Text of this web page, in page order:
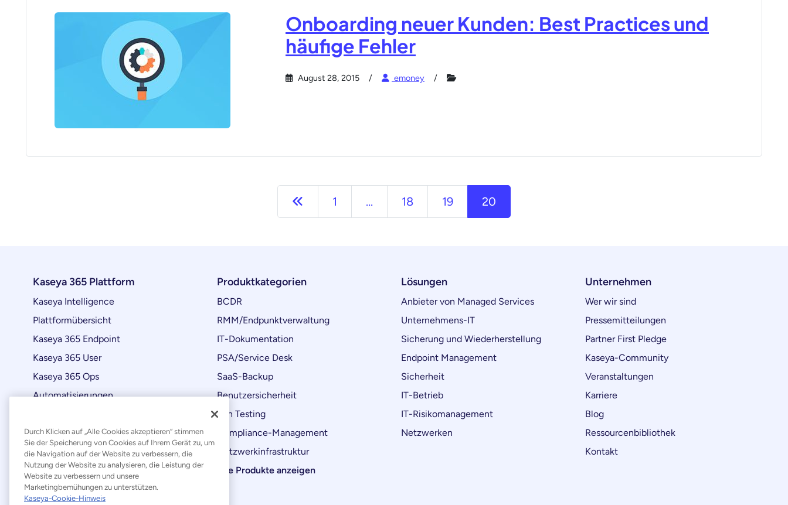
Onboarding neuer Kunden: Best Practices und
häufige Fehler
August 28, 2015 emoney
Vorherige
1 ... 18 19 20
Kaseya 365 Plattform
Kaseya Intelligence
Plattformübersicht
Kaseya 365 Endpoint
Kaseya 365 User
Kaseya 365 Ops
Automatisierungen
Produktkategorien
BCDR
RMM/Endpunktverwaltung
IT-Dokumentation
PSA/Service Desk
SaaS-Backup
Benutzersicherheit
Pen Testing
Compliance-Management
Netzwerkinfrastruktur
Alle Produkte anzeigen
Lösungen
Anbieter von Managed Services
Unternehmens-IT
Sicherung und Wiederherstellung
Endpoint Management
Sicherheit
IT-Betrieb
IT-Risikomanagement
Netzwerken
Unternehmen
Wer wir sind
Pressemitteilungen
Partner First Pledge
Kaseya-Community
Veranstaltungen
Karriere
Blog
Ressourcenbibliothek
Kontakt
Durch Klicken auf „Alle Cookies akzeptieren“ stimmen
Sie der Speicherung von Cookies auf Ihrem Gerät zu, um
die Navigation auf der Website zu verbessern, die
Nutzung der Website zu analysieren, die Leistung der
Website zu verbessern und unsere
Marketingbemühungen zu unterstützen.
Kaseya-Cookie-Hinweis